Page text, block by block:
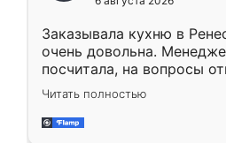
мебели буду заказывать
Заказывала кухню в
очень довольна.
посчитала, на вопросы
Замерщик приехал в
делу со всей
за день, ребята работали
Читать полностью